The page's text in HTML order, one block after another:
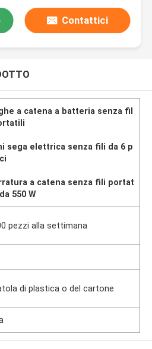
Contattici
a catena a batteria senza fil
sega elettrica senza fili da 6 p
a catena senza fili portat
550 W
pezzi alla settimana
di plastica o del cartone